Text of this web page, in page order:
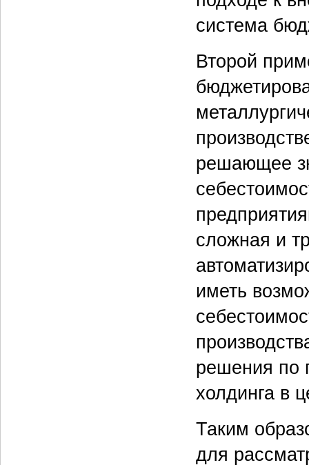
система
Второй
решающее
сложная и
иметь
решения по
холдинга в
Таким
для